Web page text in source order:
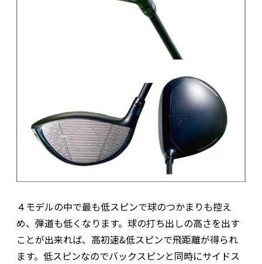
４モデルの中で最も低スピンで球のつかまりも控え
め、弾道も低くなります。球の打ち出しの高さを出す
ことが出来れば、高初速&低スピンで飛距離が得られ
ます。低スピンなのでバックスピンと同時にサイドス